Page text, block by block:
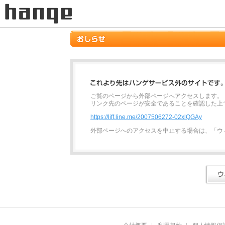
ご覧のページから外部ページへアクセスします。
リンク先のページが安全であることを確認した
https://liff.line.me/2007506272-02xlQGAy
外部ページへのアクセスを中止する場合は、「